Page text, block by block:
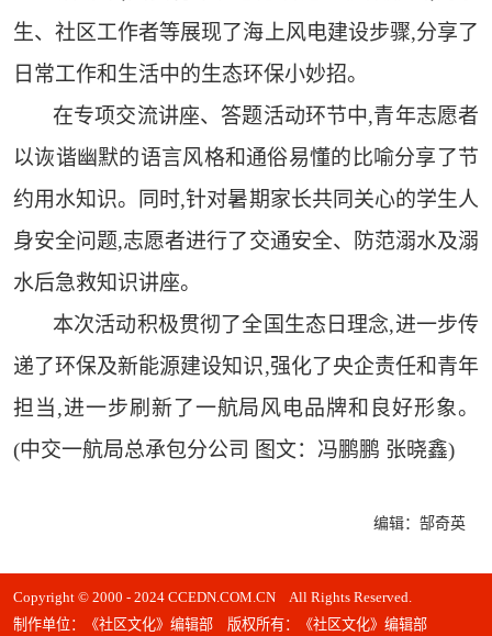
生、社区工作者等展现了海上风电建设步骤,分享了
日常工作和生活中的生态环保小妙招。
在专项交流讲座、答题活动环节中,青年志愿者
以诙谐幽默的语言风格和通俗易懂的比喻分享了节
约用水知识。同时,针对暑期家长共同关心的学生人
身安全问题,志愿者进行了交通安全、防范溺水及溺
水后急救知识讲座。
本次活动积极贯彻了全国生态日理念,进一步传
递了环保及新能源建设知识,强化了央企责任和青年
担当,进一步刷新了一航局风电品牌和良好形象。
(中交一航局总承包分公司 图文：冯鹏鹏 张晓鑫)
编辑：郜奇英
Copyright © 2000 - 2024 CCEDN.COM.CN All Rights Reserved.
制作单位：《社区文化》编辑部 版权所有：《社区文化》编辑部